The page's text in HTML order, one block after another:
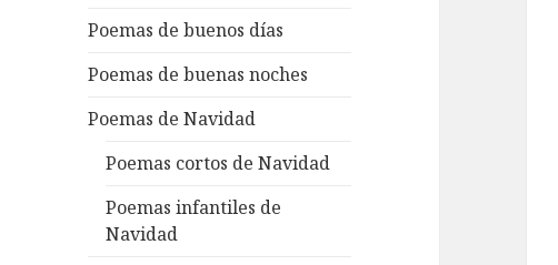
Poemas de buenos días
Poemas de buenas noches
Poemas de Navidad
Poemas cortos de Navidad
Poemas infantiles de
Navidad